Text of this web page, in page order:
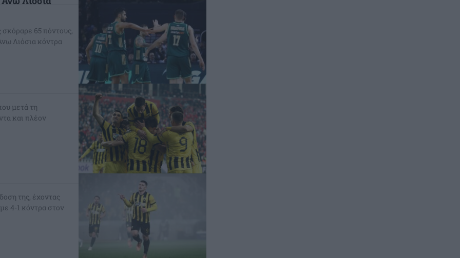
65 πόντους,
Λιόσια κόντρα
μετά τη
και πλέον
της, έχοντας
4-1 κόντρα στον